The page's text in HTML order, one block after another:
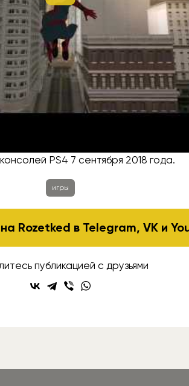
уже порядка четырёх
текстуру паутины и возможность
PS4 7 сентября 2018 года.
игры
Rozetked в Telegram,VK и
публикацией с друзьями